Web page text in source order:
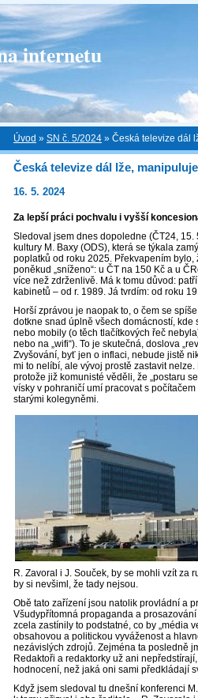
internetu
Úvod » SN č. 5/2024 » Česká televize dál
Česká televize dál lže,
16. 5. 2024
Za lepší práci pochvalu i vyšší
Sledoval jsem dnes dopoledne (ČT24,
kultury M. Baxy (ODS), která se týkala
poplatků od roku 2025. Překvapením
poněkud „sníženo“: u ČT na 150 Kč a u
více než zdrženlivě. Má k tomu důvod:
kabinetů – od r. 1989. Já tvrdím: od roku
Horší zprávou je naopak to, o čem se
dotkne snad úplně všech domácností, kde
nebo mobily (o těch tlačítkových řeč
nebo na „wifi“). To je skutečná, doslova
Zvyšování, byť jen o inflaci, nebude jistě
mi to nelíbí, ale vývoj prostě zastavit
protože již komunisté věděli, že „postaru
vísky v pohraničí umí pracovat s
starými kolegyněmi.
R. Zavoral i J. Souček, by se mohli vzít za
by si nevšiml, že tady nejsou.
Obě tato zařízení jsou natolik provládní a
Všudypřítomná propaganda a
zcela zastínily to podstatné, co by „média
obsahovou a politickou vyváženost a
nezávislých zdrojů. Zejména ta posledně
Redaktoři a redaktorky už ani
hodnocení, než jaká oni sami předkládají
Když jsem sledoval tu dnešní konferenci